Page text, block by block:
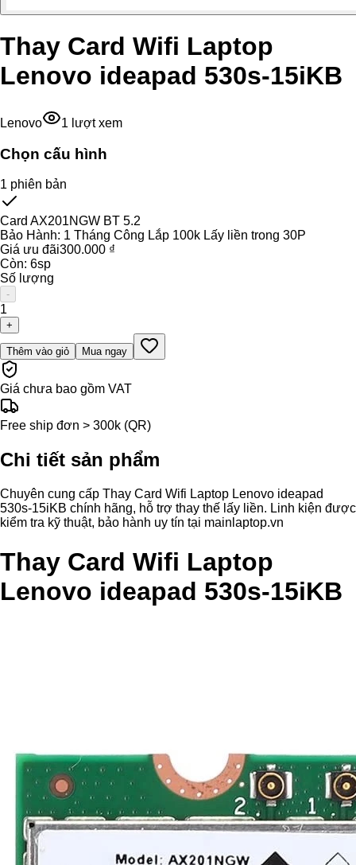
Thay Card Wifi Laptop
Lenovo ideapad 530s-15iKB
Lenovo 1 lượt xem
Chọn cấu hình
1 phiên bản
Card AX201NGW BT 5.2
Bảo Hành: 1 Tháng Công Lắp 100k Lấy liền trong 30P
Giá ưu đãi300.000 ₫
Còn: 6sp
Số lượng
-
1
+
Thêm vào giỏ Mua ngay
Giá chưa bao gồm VAT
Free ship đơn > 300k (QR)
Chi tiết sản phẩm
Chuyên cung cấp Thay Card Wifi Laptop Lenovo ideapad
530s-15iKB chính hãng, hỗ trợ thay thế lấy liền. Linh kiện được
kiểm tra kỹ thuật, bảo hành uy tín tại mainlaptop.vn
Thay Card Wifi Laptop
Lenovo ideapad 530s-15iKB